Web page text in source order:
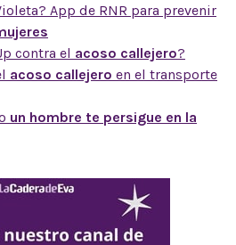
App de RNR para prevenir
contra el acoso callejero?
acoso callejero en el transporte
un hombre te persigue en la